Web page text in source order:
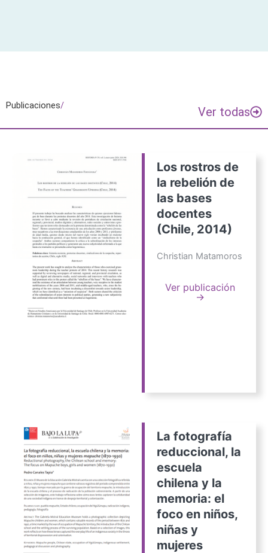
Publicaciones/ Ver todas
Los rostros de
la rebelión de
las bases
docentes
(Chile, 2014)
Christian Matamoros
Ver publicación
→
La fotografía
reduccional, la
escuela
chilena y la
memoria: el
foco en niños,
niñas y
mujeres